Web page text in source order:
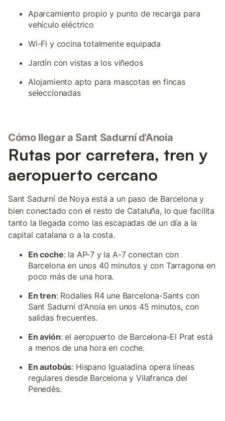
Aparcamiento propio y punto de recarga para
vehículo eléctrico
Wi-Fi y cocina totalmente equipada
Jardín con vistas a los viñedos
Alojamiento apto para mascotas en fincas
seleccionadas
Cómo llegar a Sant Sadurní d'Anoia
Rutas por carretera, tren y
aeropuerto cercano
Sant Sadurní de Noya está a un paso de Barcelona y
bien conectado con el resto de Cataluña, lo que facilita
tanto la llegada como las escapadas de un día a la
capital catalana o a la costa.
En coche: la AP-7 y la A-7 conectan con
Barcelona en unos 40 minutos y con Tarragona en
poco más de una hora.
En tren: Rodalies R4 une Barcelona-Sants con
Sant Sadurní d'Anoia en unos 45 minutos, con
salidas frecuentes.
En avión: el aeropuerto de Barcelona-El Prat está
a menos de una hora en coche.
En autobús: Hispano Igualadina opera líneas
regulares desde Barcelona y Vilafranca del
Penedès.